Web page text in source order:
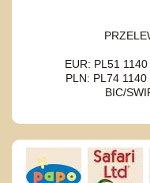
EUR: PL51
PLN: PL74
BIC/